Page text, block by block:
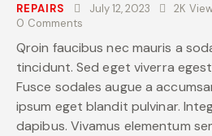
REPAIRS July 12, 2023 2K
0 Comments
Qroin faucibus nec mauris a
tincidunt. Sed eget viverra
Fusce sodales augue a
ipsum eget blandit pulvinar.
dapibus. Vivamus elementum